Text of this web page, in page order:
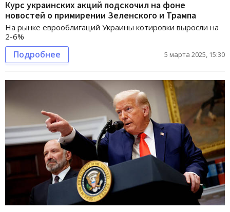
Курс украинских акций подскочил на фоне
новостей о примирении Зеленского и Трампа
На рынке еврооблигаций Украины котировки выросли на
2-6%
Подробнее 5 марта 2025, 15:30